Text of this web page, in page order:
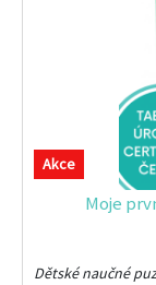
Akce
Moje
Dětské naučné